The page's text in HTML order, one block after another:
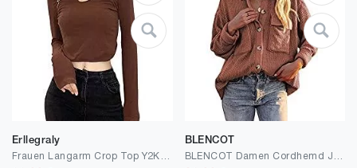
Erllegraly
BLENCOT